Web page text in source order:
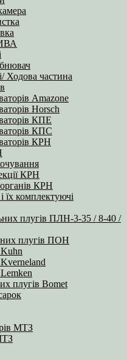
Ходова частина
Amazone
Horsch
КПЕ
КПС
КРН
КРН
КРН
їх комплектуючі
плугів ПЛН-3-35 / 8-40 /
плугів ПОН
плугів Bomet
МТЗ